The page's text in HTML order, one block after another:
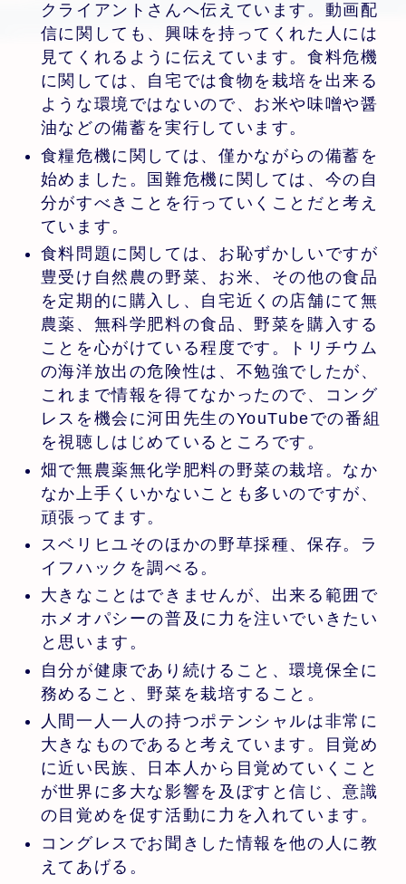
クライアントさんへ伝えています。動画配
信に関しても、興味を持ってくれた人には
見てくれるように伝えています。食料危機
に関しては、自宅では食物を栽培を出来る
ような環境ではないので、お米や味噌や醤
油などの備蓄を実行しています。
食糧危機に関しては、僅かながらの備蓄を
始めました。国難危機に関しては、今の自
分がすべきことを行っていくことだと考え
ています。
食料問題に関しては、お恥ずかしいですが
豊受け自然農の野菜、お米、その他の食品
を定期的に購入し、自宅近くの店舗にて無
農薬、無科学肥料の食品、野菜を購入する
ことを心がけている程度です。トリチウム
の海洋放出の危険性は、不勉強でしたが、
これまで情報を得てなかったので、コング
レスを機会に河田先生のYouTubeでの番組
を視聴しはじめているところです。
畑で無農薬無化学肥料の野菜の栽培。なか
なか上手くいかないことも多いのですが、
頑張ってます。
スベリヒユそのほかの野草採種、保存。ラ
イフハックを調べる。
大きなことはできませんが、出来る範囲で
ホメオパシーの普及に力を注いでいきたい
と思います。
自分が健康であり続けること、環境保全に
務めること、野菜を栽培すること。
人間一人一人の持つポテンシャルは非常に
大きなものであると考えています。目覚め
に近い民族、日本人から目覚めていくこと
が世界に多大な影響を及ぼすと信じ、意識
の目覚めを促す活動に力を入れています。
コングレスでお聞きした情報を他の人に教
えてあげる。